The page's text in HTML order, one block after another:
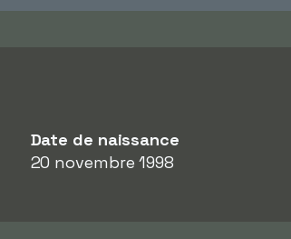
Date de naissance
20 novembre 1998